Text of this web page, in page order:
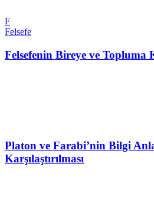
F
Felsefe
Felsefenin Bireye ve Topluma
Platon ve Farabi’nin Bilgi
Karşılaştırılması